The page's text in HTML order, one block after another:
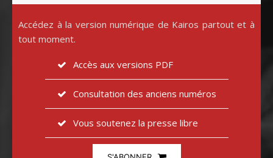
Accédez à la version numérique de Kairos partout et à
tout moment.
Accès aux versions PDF
Consultation des anciens numéros
Vous soutenez la presse libre